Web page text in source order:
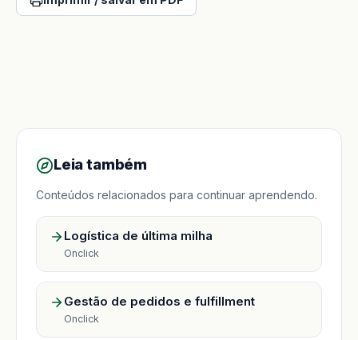
Leia também
Conteúdos relacionados para continuar aprendendo.
Logística de última milha
Onclick
Gestão de pedidos e fulfillment
Onclick